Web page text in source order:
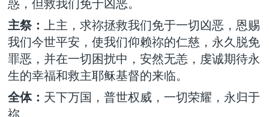
主祭： 上主，求祢拯救我们免于一切凶恶，恩赐
我们今世平安，使我们仰赖祢的仁慈，永久脱免
罪恶，并在一切困扰中，安然无恙，虔诚期待永
生的幸福和救主耶稣基督的来临。
全体： 天下万国，普世权威，一切荣耀，永归于
祢。